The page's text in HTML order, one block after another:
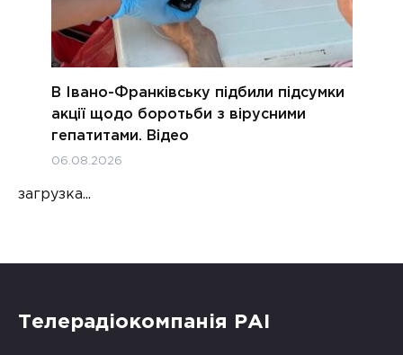
В Івано-Франківську підбили підсумки
акції щодо боротьби з вірусними
гепатитами. Відео
06.08.2026
загрузка...
Телерадіокомпанія РАІ